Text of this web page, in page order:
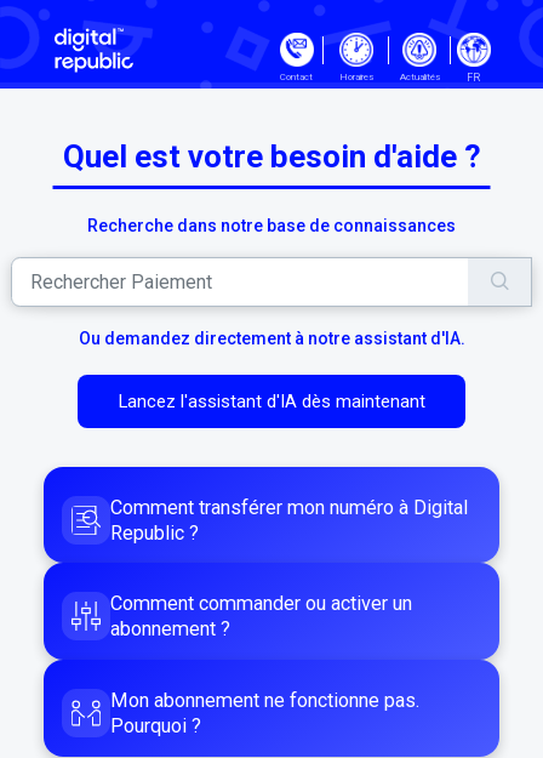
Passer au contenu principal
Contact Horaires Actualités FR
Quel est votre besoin d'aide ?
Recherche dans notre base de connaissances
Ou demandez directement à notre assistant d'IA.
Lancez l'assistant d'IA dès maintenant
Comment transférer mon numéro à Digital
Republic ?
Comment commander ou activer un
abonnement ?
Mon abonnement ne fonctionne pas.
Pourquoi ?